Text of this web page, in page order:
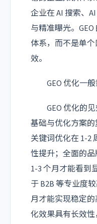
企业在 AI 搜索、
与精准曝光。
体系，而不是单
效。
GEO 优化一般
GEO 优化的见
基础与优化方案
关键词优化在 1-2
性提升；全面的
1-3 个月才能看到
于 B2B 等专业度
月才能实现稳定的
化效果具有长效